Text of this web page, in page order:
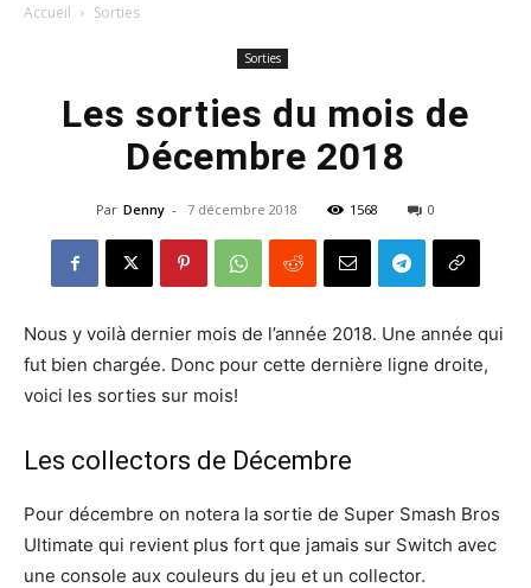
Accueil Sorties
Sorties
Les sorties du mois de
Décembre 2018
Par Denny - 7 décembre 2018 1568 0
Nous y voilà dernier mois de l’année 2018. Une année qui
fut bien chargée. Donc pour cette dernière ligne droite,
voici les sorties sur mois!
Les collectors de Décembre
Pour décembre on notera la sortie de Super Smash Bros
Ultimate qui revient plus fort que jamais sur Switch avec
une console aux couleurs du jeu et un collector.